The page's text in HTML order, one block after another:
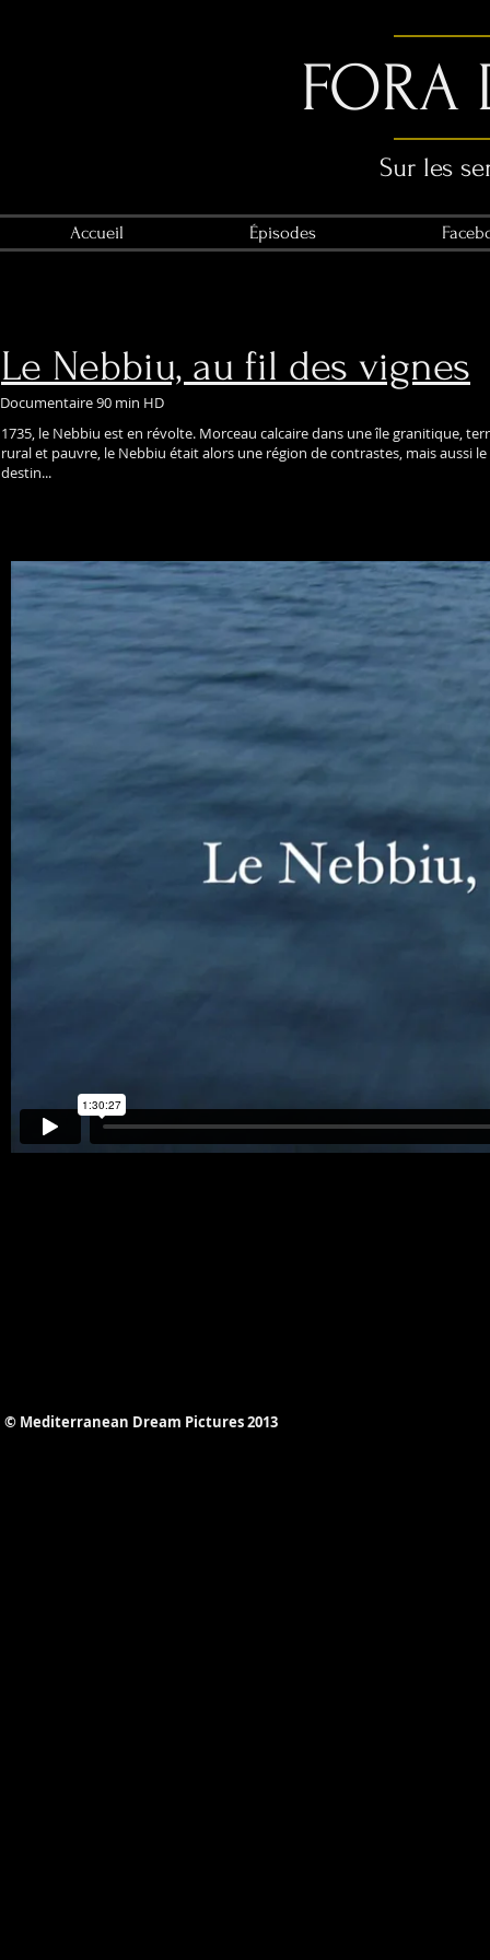
FORA
Sur les
Accueil Épisodes
Le Nebbiu, au fil des vignes
Documentaire 90 min HD
1735, le Nebbiu est en révolte. Morceau calcaire dans une île granitique,
rural et pauvre, le Nebbiu était alors une région de contrastes, mais aussi
destin...
© Mediterranean Dream Pictures 2013​